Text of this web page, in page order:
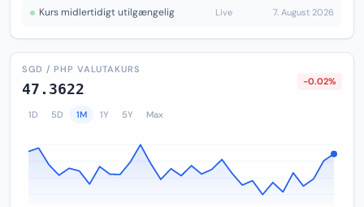
Kurs midlertidigt utilgængelig Live 7. August 2026
SGD / PHP VALUTAKURS
47.3622 -0.02%
1D 5D 1M 1Y 5Y Max